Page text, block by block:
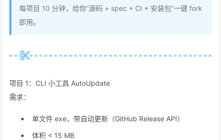
每项目 10 分钟，给你“源码 + spec + CI + 安装包”一键 fork
即用。
项目 1：CLI 小工具 AutoUpdate
需求：
单文件 exe，带自动更新（GitHub Release API）
体积 < 15 MB